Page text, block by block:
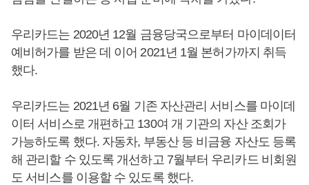
우리카드는 2020년 12월 금융당국으로부터 마이데이터
예비허가를 받은 데 이어 2021년 1월 본허가까지 취득
했다.
우리카드는 2021년 6월 기존 자산관리 서비스를 마이데
이터 서비스로 개편하고 130여 개 기관의 자산 조회가
가능하도록 했다. 자동차, 부동산 등 비금융 자산도 등록
해 관리할 수 있도록 개선하고 7월부터 우리카드 비회원
도 서비스를 이용할 수 있도록 했다.